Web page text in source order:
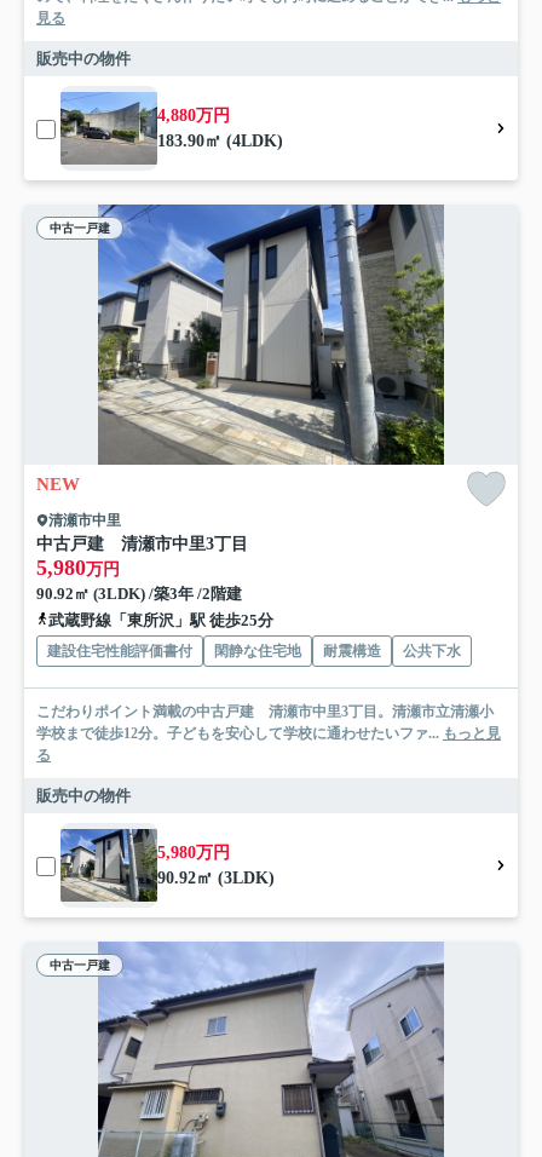
見る
販売中の物件
4,880万円
183.90㎡ (4LDK)
中古一戸建
NEW
清瀬市中里
中古戸建 清瀬市中里3丁目
5,980万円
90.92㎡ (3LDK) /築3年 /2階建
武蔵野線「東所沢」駅 徒歩25分
建設住宅性能評価書付 閑静な住宅地 耐震構造 公共下水
こだわりポイント満載の中古戸建 清瀬市中里3丁目。清瀬市立清瀬小
学校まで徒歩12分。子どもを安心して学校に通わせたいファ... もっと見
る
販売中の物件
5,980万円
90.92㎡ (3LDK)
中古一戸建